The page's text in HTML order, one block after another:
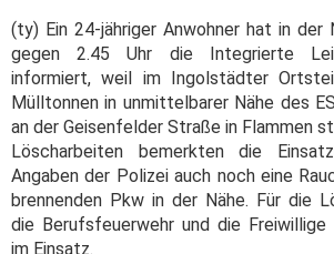
(ty) Ein 24-jähriger Anwohner hat in
gegen 2.45 Uhr die Integrierte
informiert, weil im Ingolstädter
Mülltonnen in unmittelbarer Nähe des
an der Geisenfelder Straße in Flammen
Löscharbeiten bemerkten die
Angaben der Polizei auch noch eine
brennenden Pkw in der Nähe. Für die
die Berufsfeuerwehr und die Freiwillige
im Einsatz.